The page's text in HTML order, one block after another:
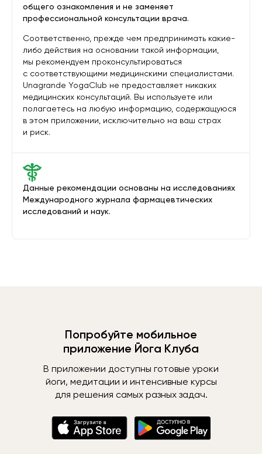
Данные рекомендации основаны на исследованиях
Международного журнала фармацевтических
исследований и наук.
общего ознакомления и не заменяет
профессиональной консультации врача.
Соответственно, прежде чем предпринимать какие-
либо действия на основании такой информации,
мы рекомендуем проконсультироваться
с соответствующими медицинскими специалистами.
Unagrande YogaClub не предоставляет никаких
медицинских консультаций. Вы используете или
полагаетесь на любую информацию, содержащуюся
в этом приложении, исключительно на ваш страх
и риск.
Попробуйте мобильное
приложение Йога Клуба
В приложении доступны готовые уроки
йоги, медитации и интенсивные курсы
для решения самых разных задач.